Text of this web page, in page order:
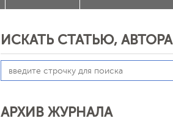
ИСКАТЬ СТАТЬЮ, АВТОРА
АРХИВ ЖУРНАЛА